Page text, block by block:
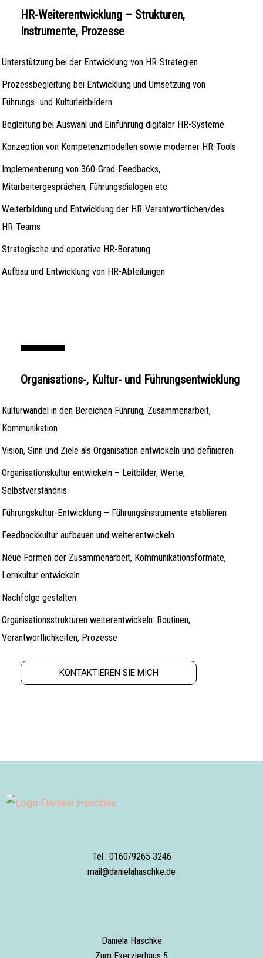
HR-Weiterentwicklung – Strukturen,
Instrumente, Prozesse
Unterstützung bei der Entwicklung von HR-Strategien
Prozessbegleitung bei Entwicklung und Umsetzung von
Führungs- und Kulturleitbildern
Begleitung bei Auswahl und Einführung digitaler HR-Systeme
Konzeption von Kompetenzmodellen sowie moderner HR-Tools
Implementierung von 360-Grad-Feedbacks,
Mitarbeitergesprächen, Führungsdialogen etc.
Weiterbildung und Entwicklung der HR-Verantwortlichen/des
HR-Teams
Strategische und operative HR-Beratung
Aufbau und Entwicklung von HR-Abteilungen
Organisations-, Kultur- und Führungsentwicklung
Kulturwandel in den Bereichen Führung, Zusammenarbeit,
Kommunikation
Vision, Sinn und Ziele als Organisation entwickeln und definieren
Organisationskultur entwickeln – Leitbilder, Werte,
Selbstverständnis
Führungskultur-Entwicklung – Führungsinstrumente etablieren
Feedbackkultur aufbauen und weiterentwickeln
Neue Formen der Zusammenarbeit, Kommunikationsformate,
Lernkultur entwickeln
Nachfolge gestalten
Organisationsstrukturen weiterentwickeln: Routinen,
Verantwortlichkeiten, Prozesse
KONTAKTIEREN SIE MICH
Tel.: 0160/9265 3246
mail@danielahaschke.de
Daniela Haschke